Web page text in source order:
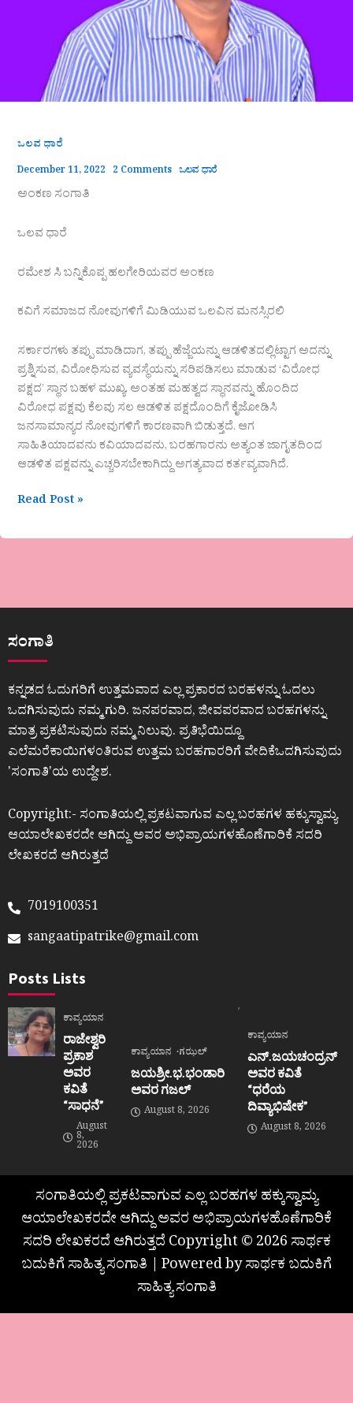
ಒಲವ ಧಾರೆ
December 11, 2022 2 Comments ಒಲವ ಧಾರೆ
ಅಂಕಣ ಸಂಗಾತಿ
ಒಲವ ಧಾರೆ
ರಮೇಶ ಸಿ ಬನ್ನಿಕೊಪ್ಪ ಹಲಗೇರಿಯವರ ಅಂಕಣ
ಕವಿಗೆ ಸಮಾಜದ ನೋವುಗಳಿಗೆ ಮಿಡಿಯುವ ಒಲವಿನ ಮನಸ್ಸಿರಲಿ
ಸರ್ಕಾರಗಳು ತಪ್ಪು ಮಾಡಿದಾಗ, ತಪ್ಪು ಹೆಜ್ಜೆಯನ್ನು ಆಡಳಿತದಲ್ಲಿಟ್ಟಾಗ ಅದನ್ನು
ಪ್ರಶ್ನಿಸುವ, ವಿರೋಧಿಸುವ ವ್ಯವಸ್ಥೆಯನ್ನು ಸರಿಪಡಿಸಲು ಮಾಡುವ ‘ವಿರೋಧ
ಪಕ್ಷದ’ ಸ್ಥಾನ ಬಹಳ ಮುಖ್ಯ. ಅಂತಹ ಮಹತ್ವದ ಸ್ಥಾನವನ್ನು ಹೊಂದಿದ
ವಿರೋಧ ಪಕ್ಷವು ಕೆಲವು ಸಲ ಆಡಳಿತ ಪಕ್ಷದೊಂದಿಗೆ ಕೈಜೋಡಿಸಿ
ಜನಸಾಮಾನ್ಯರ ನೋವುಗಳಿಗೆ ಕಾರಣವಾಗಿ ಬಿಡುತ್ತದೆ. ಆಗ
ಸಾಹಿತಿಯಾದವನು ಕವಿಯಾದವನು, ಬರಹಗಾರನು ಅತ್ಯಂತ ಜಾಗೃತದಿಂದ
ಆಡಳಿತ ಪಕ್ಷವನ್ನು ಎಚ್ಚರಿಸಬೇಕಾಗಿದ್ದು ಅಗತ್ಯವಾದ ಕರ್ತವ್ಯವಾಗಿದೆ.
Read Post »
ಸಂಗಾತಿ
ಕನ್ನಡದ ಓದುಗರಿಗೆ ಉತ್ತಮವಾದ ಎಲ್ಲ ಪ್ರಕಾರದ ಬರಹಳನ್ನು ಓದಲು
ಒದಗಿಸುವುದು ನಮ್ಮ ಗುರಿ. ಜನಪರವಾದ, ಜೀವಪರವಾದ ಬರಹಗಳನ್ನು
ಮಾತ್ರ ಪ್ರಕಟಿಸುವುದು ನಮ್ಮ ನಿಲುವು. ಪ್ರತಿಭೆಯಿದ್ದೂ
ಎಲೆಮರೆಕಾಯಿಗಳಂತಿರುವ ಉತ್ತಮ ಬರಹಗಾರರಿಗೆ ವೇದಿಕೆಒದಗಿಸುವುದು
ʼಸಂಗಾತಿʼಯ ಉದ್ದೇಶ.
Copyright:- ಸಂಗಾತಿಯಲ್ಲಿ ಪ್ರಕಟವಾಗುವ ಎಲ್ಲ ಬರಹಗಳ ಹಕ್ಕುಸ್ವಾಮ್ಯ
ಆಯಾಲೇಖಕರದೇ ಆಗಿದ್ದು ಅವರ ಅಭಿಪ್ರಾಯಗಳಹೊಣೆಗಾರಿಕೆ ಸದರಿ
ಲೇಖಕರದೆ ಆಗಿರುತ್ತದೆ
7019100351
sangaatipatrike@gmail.com
Posts Lists
ಕಾವ್ಯಯಾನ
ರಾಜೇಶ್ವರಿ
ಪ್ರಕಾಶ
ಅವರ
ಕವಿತೆ
“ಸಾಧನೆ”
August
8,
2026
ಕಾವ್ಯಯಾನ ಗಝಲ್
ಜಯಶ್ರೀ.ಭ.ಭಂಡಾರಿ
ಅವರ ಗಜಲ್
August 8, 2026
ಕಾವ್ಯಯಾನ
ಎನ್.ಜಯಚಂದ್ರನ್
ಅವರ ಕವಿತೆ
“ಧರೆಯ
ದಿವ್ಯಾಭಿಷೇಕ”
August 8, 2026
ಸಂಗಾತಿಯಲ್ಲಿ ಪ್ರಕಟವಾಗುವ ಎಲ್ಲ ಬರಹಗಳ ಹಕ್ಕುಸ್ವಾಮ್ಯ
ಆಯಾಲೇಖಕರದೇ ಆಗಿದ್ದು ಅವರ ಅಭಿಪ್ರಾಯಗಳಹೊಣೆಗಾರಿಕೆ
ಸದರಿ ಲೇಖಕರದೆ ಆಗಿರುತ್ತದೆ Copyright © 2026 ಸಾರ್ಥಕ
ಬದುಕಿಗೆ ಸಾಹಿತ್ಯ ಸಂಗಾತಿ | Powered by ಸಾರ್ಥಕ ಬದುಕಿಗೆ
ಸಾಹಿತ್ಯ ಸಂಗಾತಿ